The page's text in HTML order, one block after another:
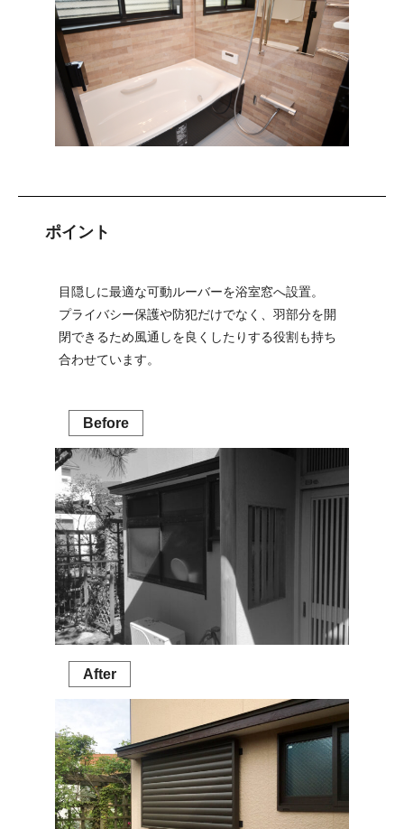
ポイント
目隠しに最適な可動ルーバーを浴室窓へ設置。
プライバシー保護や防犯だけでなく、羽部分を開
閉できるため風通しを良くしたりする役割も持ち
合わせています。
Before
After